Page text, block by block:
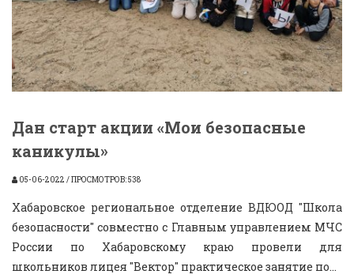
Дан старт акции «Мои безопасные
каникулы»
05-06-2022 / ПРОСМОТРОВ: 538
Хабаровское региональное отделение ВДЮОД "Школа
безопасности" совместно с Главным управлением МЧС
России по Хабаровскому краю провели для
школьников лицея "Вектор" практическое занятие по...